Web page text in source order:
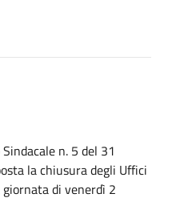
n. 5 del 31
la chiusura degli Uffici
di venerdì 2